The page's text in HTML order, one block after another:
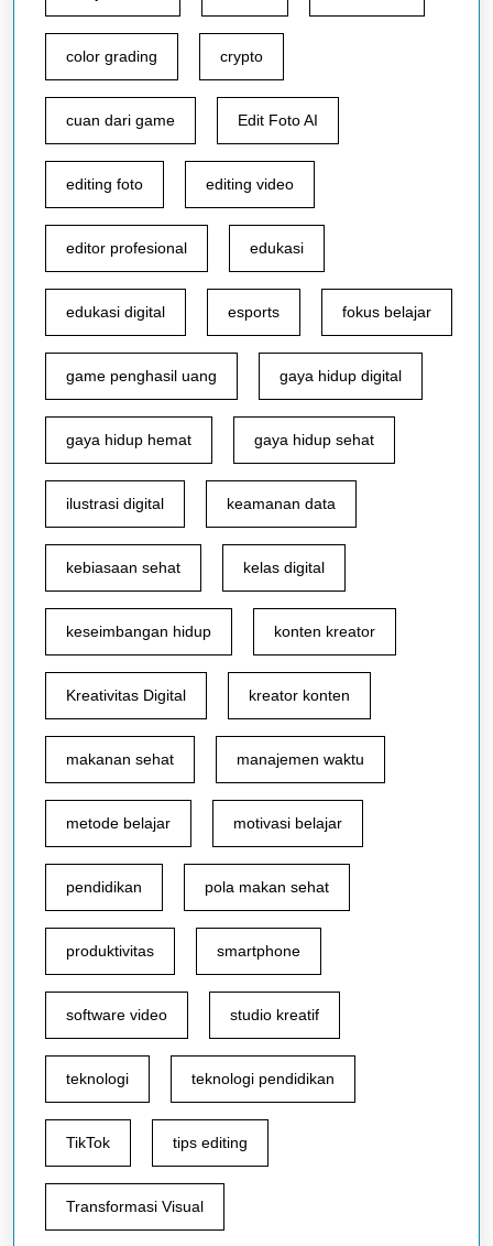
color grading crypto
cuan dari game Edit Foto AI
editing foto editing video
editor profesional edukasi
edukasi digital esports fokus belajar
game penghasil uang gaya hidup digital
gaya hidup hemat gaya hidup sehat
ilustrasi digital keamanan data
kebiasaan sehat kelas digital
keseimbangan hidup konten kreator
Kreativitas Digital kreator konten
makanan sehat manajemen waktu
metode belajar motivasi belajar
pendidikan pola makan sehat
produktivitas smartphone
software video studio kreatif
teknologi teknologi pendidikan
TikTok tips editing
Transformasi Visual